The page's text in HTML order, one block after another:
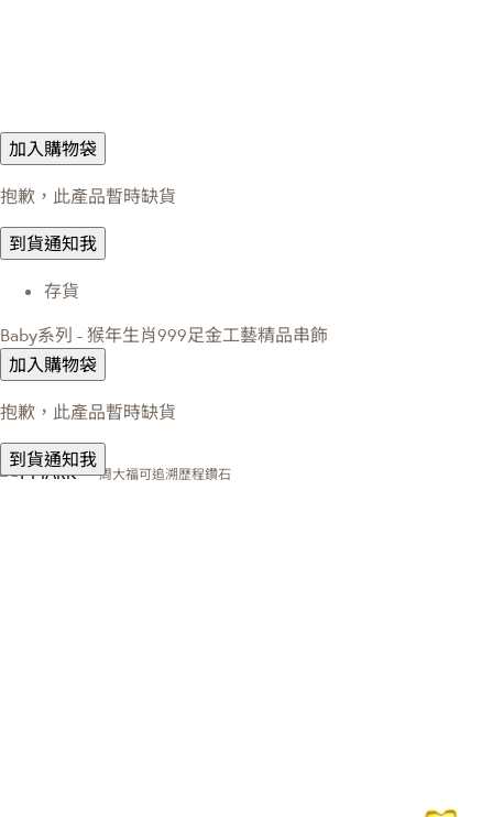
加入購物袋
抱歉，此產品暫時缺貨
到貨通知我
存貨
Baby系列 - 猴年生肖999足金工藝精品串飾
加入購物袋
抱歉，此產品暫時缺貨
到貨通知我
周大福可追溯歷程鑽石